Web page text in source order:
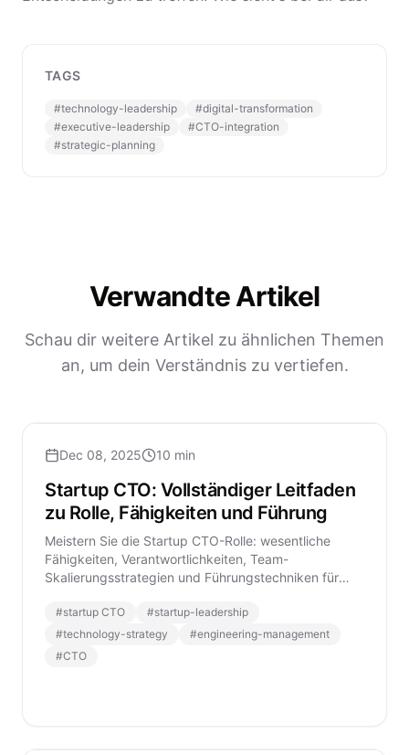
TAGS
#technology-leadership #digital-transformation
#executive-leadership #CTO-integration
#strategic-planning
Verwandte Artikel
Schau dir weitere Artikel zu ähnlichen Themen
an, um dein Verständnis zu vertiefen.
Dec 08, 2025 10 min
Startup CTO: Vollständiger Leitfaden
zu Rolle, Fähigkeiten und Führung
Meistern Sie die Startup CTO-Rolle: wesentliche
Fähigkeiten, Verantwortlichkeiten, Team-
Skalierungsstrategien und Führungstechniken für
#startup CTO #startup-leadership
#technology-strategy #engineering-management
#CTO